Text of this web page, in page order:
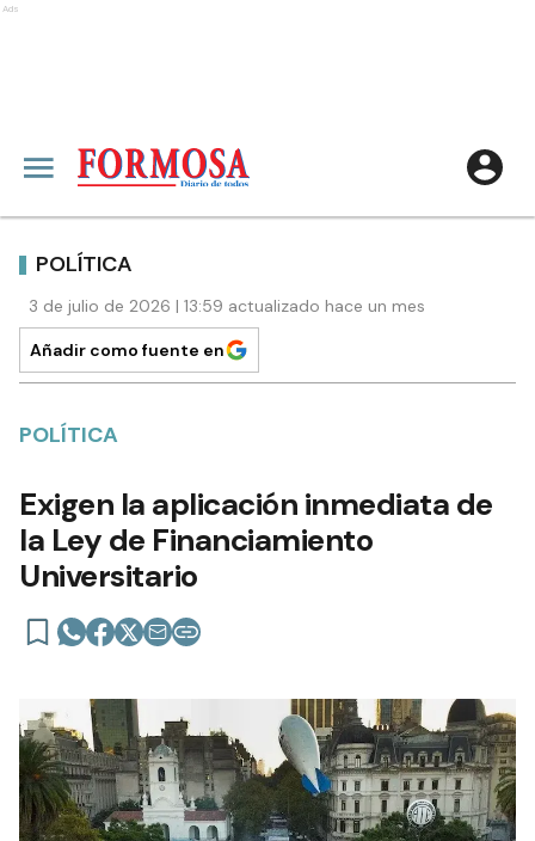
Ads
POLÍTICA
3 de julio de 2026 | 13:59 actualizado hace un mes
Añadir como fuente en
POLÍTICA
Exigen la aplicación inmediata de
la Ley de Financiamiento
Universitario